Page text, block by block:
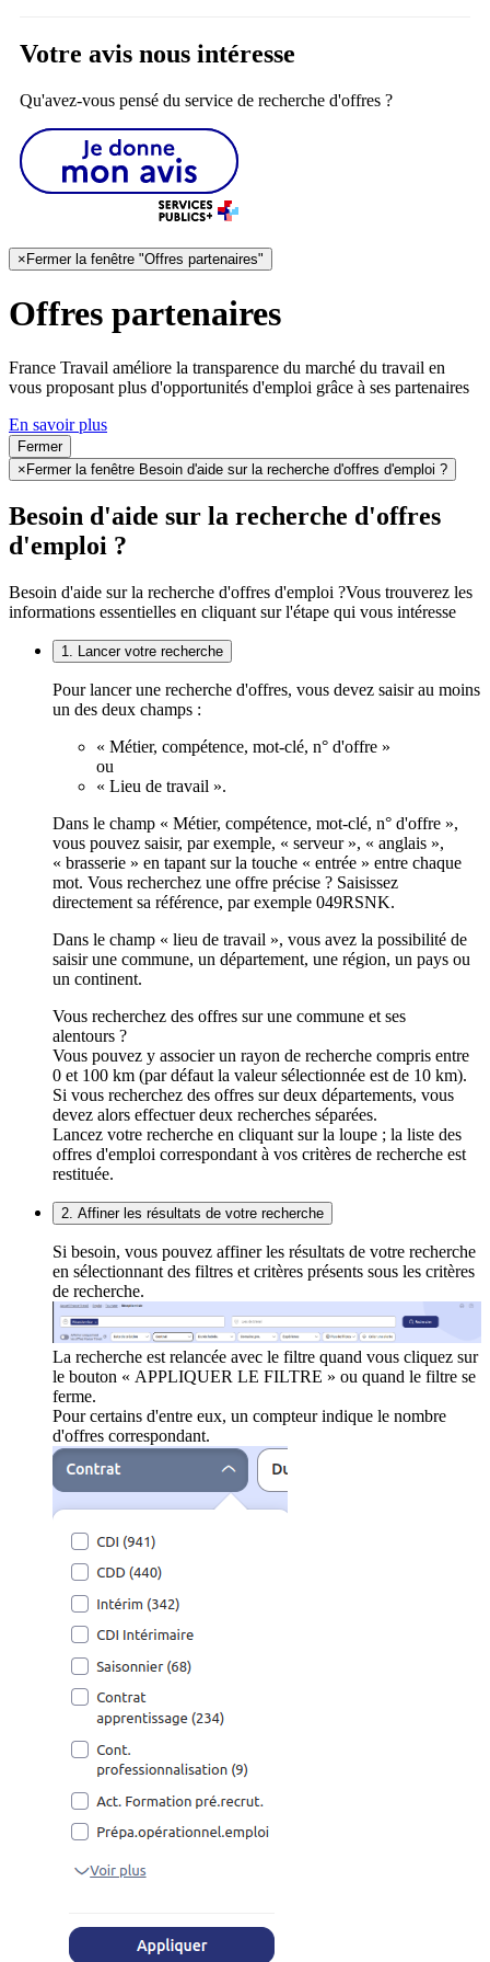
Votre avis nous intéresse
Qu'avez-vous pensé du service de recherche d'offres ?
×Fermer la fenêtre "Offres partenaires"
Offres partenaires
France Travail améliore la transparence du marché du travail en
vous proposant plus d'opportunités d'emploi grâce à ses partenaires
En savoir plus
Fermer
×Fermer la fenêtre Besoin d'aide sur la recherche d'offres d'emploi ?
Besoin d'aide sur la recherche d'offres
d'emploi ?
Besoin d'aide sur la recherche d'offres d'emploi ?Vous trouverez les
informations essentielles en cliquant sur l'étape qui vous intéresse
1. Lancer votre recherche
Pour lancer une recherche d'offres, vous devez saisir au moins
un des deux champs :
« Métier, compétence, mot-clé, n° d'offre »
ou
« Lieu de travail ».
Dans le champ « Métier, compétence, mot-clé, n° d'offre »,
vous pouvez saisir, par exemple, « serveur », « anglais »,
« brasserie » en tapant sur la touche « entrée » entre chaque
mot. Vous recherchez une offre précise ? Saisissez
directement sa référence, par exemple 049RSNK.
Dans le champ « lieu de travail », vous avez la possibilité de
saisir une commune, un département, une région, un pays ou
un continent.
Vous recherchez des offres sur une commune et ses
alentours ?
Vous pouvez y associer un rayon de recherche compris entre
0 et 100 km (par défaut la valeur sélectionnée est de 10 km).
Si vous recherchez des offres sur deux départements, vous
devez alors effectuer deux recherches séparées.
Lancez votre recherche en cliquant sur la loupe ; la liste des
offres d'emploi correspondant à vos critères de recherche est
restituée.
2. Affiner les résultats de votre recherche
Si besoin, vous pouvez affiner les résultats de votre recherche
en sélectionnant des filtres et critères présents sous les critères
de recherche.
La recherche est relancée avec le filtre quand vous cliquez sur
le bouton « APPLIQUER LE FILTRE » ou quand le filtre se
ferme.
Pour certains d'entre eux, un compteur indique le nombre
d'offres correspondant.